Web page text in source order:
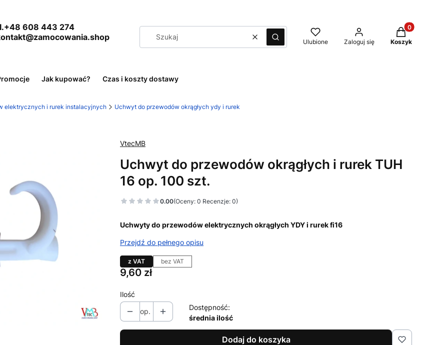
608 443 274
WyczyśćSzukaj Ulubione Zaloguj się
Produkty w
Koszyk
Jak kupować? Czas i koszty dostawy
elektrycznych i rurek instalacyjnych Uchwyt do przewodów okrągłych ydy i rurek
VtecMB
Uchwyt do przewodów okrągłych i rurek TUH
16 op. 100 szt.
0.00(Oceny: 0 Recenzje: 0)
Uchwyty do przewodów elektrycznych okrągłych YDY i rurek fi16
Przejdź do pełnego opisu
z VAT bez VAT
Cena
9,60 zł
Ilość
op.
Dostępność:
średnia ilość
Dodaj do koszyka